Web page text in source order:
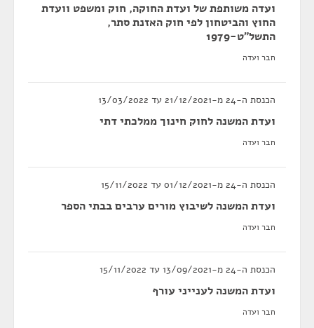
ועדה משותפת של ועדת החוקה, חוק ומשפט וועדת
החוץ והביטחון לפי חוק האזנת סתר,
התשל"ט-1979
חבר ועדה
הכנסת ה-24 מ-21/12/2021 עד 13/03/2022
ועדת המשנה לחוק חינוך ממלכתי דתי
חבר ועדה
הכנסת ה-24 מ-01/12/2021 עד 15/11/2022
ועדת המשנה לשיבוץ מורים ערבים בבתי הספר
חבר ועדה
הכנסת ה-24 מ-13/09/2021 עד 15/11/2022
ועדת המשנה לענייני עורף
חבר ועדה